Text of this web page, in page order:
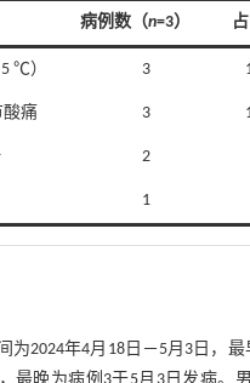
病例数（n=3）
℃） 3
痛 3
2
1
为2024年4月18日－5月3日，最